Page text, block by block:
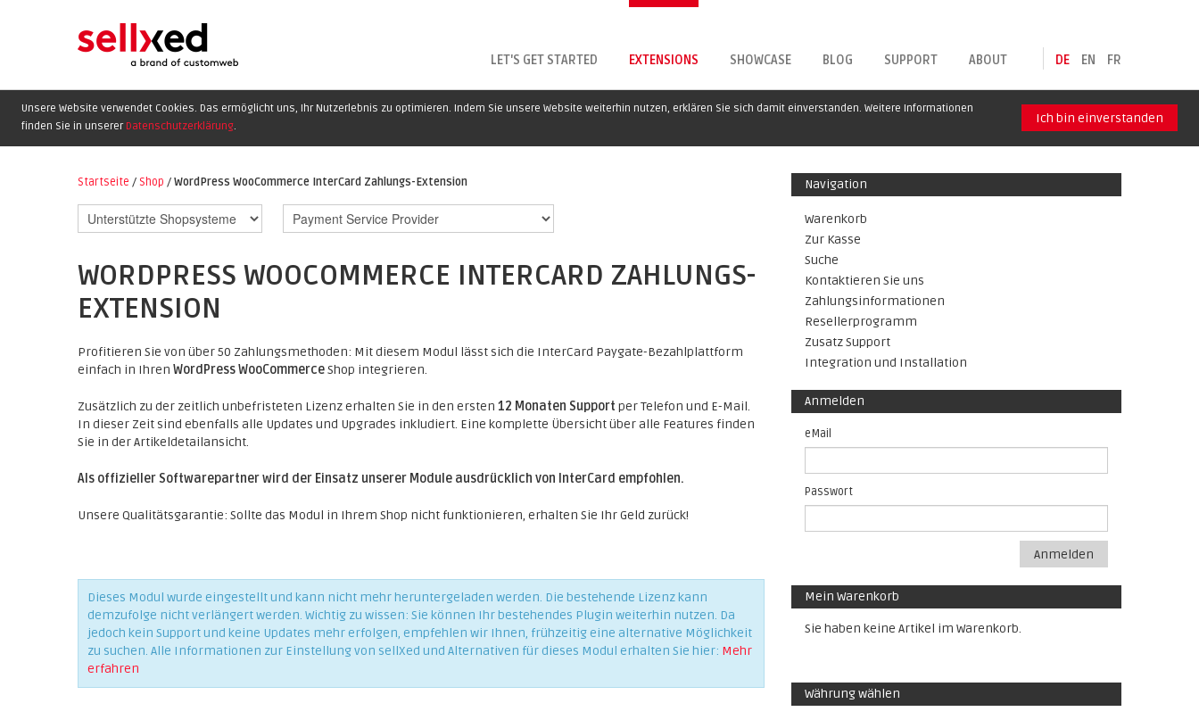
DE EN FR
LET'S GET STARTED EXTENSIONS SHOWCASE BLOG SUPPORT ABOUT
Unsere Website verwendet Cookies. Das ermöglicht uns, Ihr Nutzerlebnis zu optimieren. Indem Sie unsere Website weiterhin nutzen, erklären Sie sich damit einverstanden. Weitere Informationen
finden Sie in unserer Datenschutzerklärung.
Ich bin einverstanden
Startseite / Shop /WordPress WooCommerce InterCard Zahlungs-Extension
WORDPRESS WOOCOMMERCE INTERCARD ZAHLUNGS-
EXTENSION
Profitieren Sie von über 50 Zahlungsmethoden: Mit diesem Modul lässt sich die InterCard Paygate-Bezahlplattform
einfach in Ihren WordPress WooCommerceShop integrieren.
Zusätzlich zu der zeitlich unbefristeten Lizenz erhalten Sie in den ersten 12 Monaten Support per Telefon und E-Mail.
In dieser Zeit sind ebenfalls alle Updates und Upgrades inkludiert. Eine komplette Übersicht über alle Features finden
Sie in der Artikeldetailansicht.
Als offizieller Softwarepartner wird der Einsatz unserer Module ausdrücklich von InterCard empfohlen.
Unsere Qualitätsgarantie: Sollte das Modul in Ihrem Shop nicht funktionieren, erhalten Sie Ihr Geld zurück!
Dieses Modul wurde eingestellt und kann nicht mehr heruntergeladen werden. Die bestehende Lizenz kann
demzufolge nicht verlängert werden. Wichtig zu wissen: Sie können Ihr bestehendes Plugin weiterhin nutzen. Da
jedoch kein Support und keine Updates mehr erfolgen, empfehlen wir Ihnen, frühzeitig eine alternative Möglichkeit
zu suchen. Alle Informationen zur Einstellung von sellXed und Alternativen für dieses Modul erhalten Sie hier: Mehr
erfahren
Navigation
Warenkorb
Zur Kasse
Suche
Kontaktieren Sie uns
Zahlungsinformationen
Resellerprogramm
Zusatz Support
Integration und Installation
Anmelden
eMail
Passwort
Anmelden
Mein Warenkorb
Sie haben keine Artikel im Warenkorb.
Währung wählen